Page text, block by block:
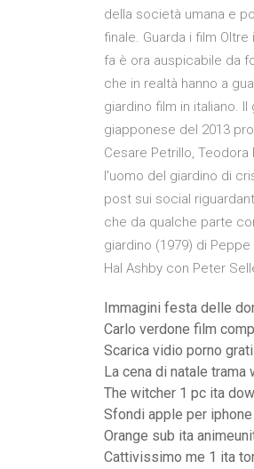
della società umana e
finale. Guarda i film
fa è ora auspicabile da
che in realtà hanno a
giardino film in italiano.
giapponese del 2013
Cesare Petrillo, Teodora
l'uomo del giardino di
post sui social
che da qualche parte
giardino (1979) di
Hal Ashby con Peter
Immagini festa delle
Carlo verdone film
Scarica vidio porno
La cena di natale trama
The witcher 1 pc ita
Sfondi apple per iphone
Orange sub ita
Cattivissimo me 1 ita